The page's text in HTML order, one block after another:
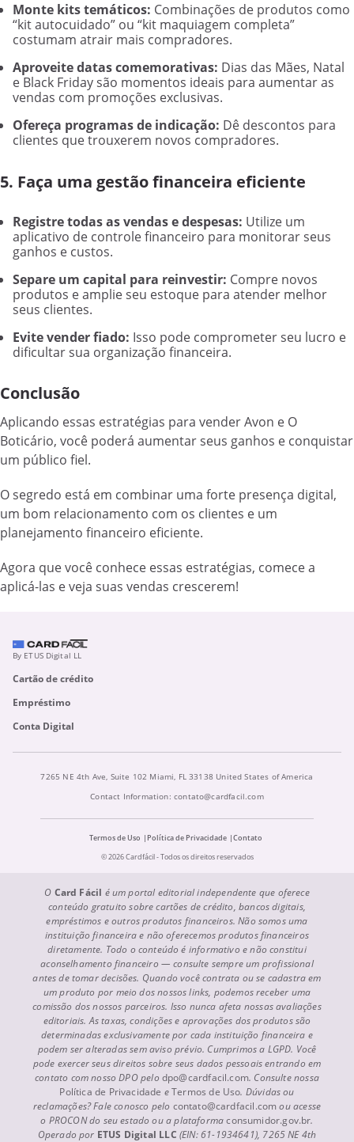
Monte kits temáticos: Combinações de produtos como
“kit autocuidado” ou “kit maquiagem completa”
costumam atrair mais compradores.
Aproveite datas comemorativas: Dias das Mães, Natal
e Black Friday são momentos ideais para aumentar as
vendas com promoções exclusivas.
Ofereça programas de indicação: Dê descontos para
clientes que trouxerem novos compradores.
5. Faça uma gestão financeira eficiente
Registre todas as vendas e despesas: Utilize um
aplicativo de controle financeiro para monitorar seus
ganhos e custos.
Separe um capital para reinvestir: Compre novos
produtos e amplie seu estoque para atender melhor
seus clientes.
Evite vender fiado: Isso pode comprometer seu lucro e
dificultar sua organização financeira.
Conclusão
Aplicando essas estratégias para vender Avon e O
Boticário, você poderá aumentar seus ganhos e conquistar
um público fiel.
O segredo está em combinar uma forte presença digital,
um bom relacionamento com os clientes e um
planejamento financeiro eficiente.
Agora que você conhece essas estratégias, comece a
aplicá-las e veja suas vendas crescerem!
By ETUS Digital LL
Cartão de crédito
Empréstimo
Conta Digital
7265 NE 4th Ave, Suite 102 Miami, FL 33138 United States of America
Contact Information: contato@cardfacil.com
Termos de Uso Política de Privacidade
Contato
© 2026 Cardfácil - Todos os direitos reservados
O Card Fácil é um portal editorial independente que oferece
conteúdo gratuito sobre cartões de crédito, bancos digitais,
empréstimos e outros produtos financeiros. Não somos uma
instituição financeira e não oferecemos produtos financeiros
diretamente. Todo o conteúdo é informativo e não constitui
aconselhamento financeiro — consulte sempre um profissional
antes de tomar decisões. Quando você contrata ou se cadastra em
um produto por meio dos nossos links, podemos receber uma
comissão dos nossos parceiros. Isso nunca afeta nossas avaliações
editoriais. As taxas, condições e aprovações dos produtos são
determinadas exclusivamente por cada instituição financeira e
podem ser alteradas sem aviso prévio. Cumprimos a LGPD. Você
pode exercer seus direitos sobre seus dados pessoais entrando em
contato com nosso DPO pelo dpo@cardfacil.com. Consulte nossa
Política de Privacidade eTermos de Uso. Dúvidas ou
reclamações? Fale conosco pelo contato@cardfacil.comou acesse
o PROCON do seu estado ou a plataformaconsumidor.gov.br.
Operado por ETUS Digital LLC (EIN: 61-1934641), 7265 NE 4th